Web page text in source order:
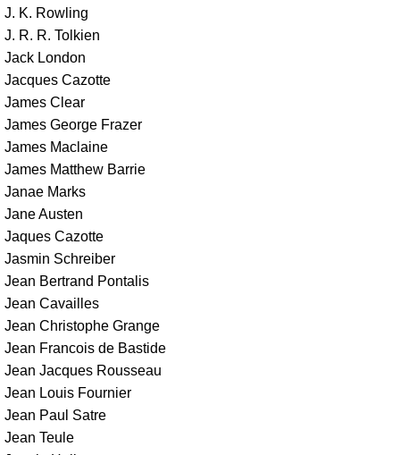
J. K. Rowling
J. R. R. Tolkien
Jack London
Jacques Cazotte
James Clear
James George Frazer
James Maclaine
James Matthew Barrie
Janae Marks
Jane Austen
Jaques Cazotte
Jasmin Schreiber
Jean Bertrand Pontalis
Jean Cavailles
Jean Christophe Grange
Jean Francois de Bastide
Jean Jacques Rousseau
Jean Louis Fournier
Jean Paul Satre
Jean Teule